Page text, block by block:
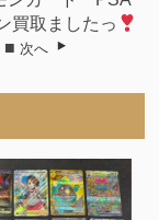
買取ましたっ
■ 次へ